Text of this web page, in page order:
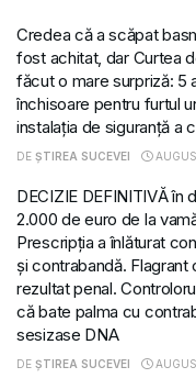
Credea că a scăpat
fost achitat, dar Curtea
făcut o mare surpriză: 5
închisoare pentru furtul
instalația de siguranță a
DE ȘTIREA SUCEVEI
DECIZIE DEFINITIVĂ în
2.000 de euro de la
Prescripția a înlăturat
și contrabandă.
rezultat penal.
că bate palma cu
sesizase DNA
DE ȘTIREA SUCEVEI